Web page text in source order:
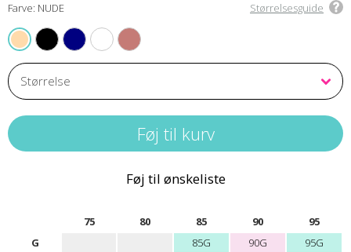
Farve: NUDE Størrelsesguide
Føj til ønskeliste
75 80 85 90
95
G
85G 90G
95G